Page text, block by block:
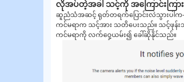
လိုအပ်တဲ့အခါ သင့်ကို အကြောင်းကြာ
ဆူညံသံအဆင့် ရုတ်တရက်ပြောင်းလဲသွားပါ
ကင်မရာက သင့်အား သတိပေးသည်။ သင့်ဖုန်း
ကင်မရာကို လက်ဝှေ့ယမ်း၍ ခေါ်ဆိုနိုင်သည်။